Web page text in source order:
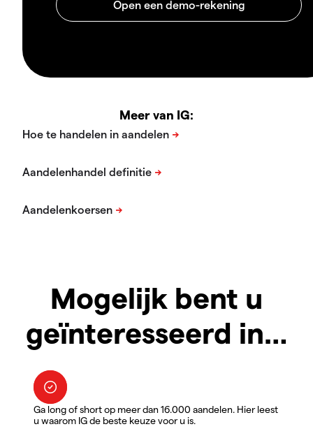
Meer van IG:
Mogelijk bent u
geïnteresseerd in…
Ga long of short op meer dan 16.000 aandelen. Hier leest
u waarom IG de beste keuze voor u is.